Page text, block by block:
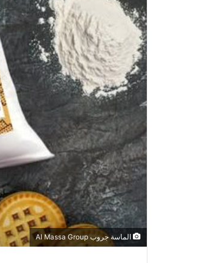
الماسة جروب Al Massa Group